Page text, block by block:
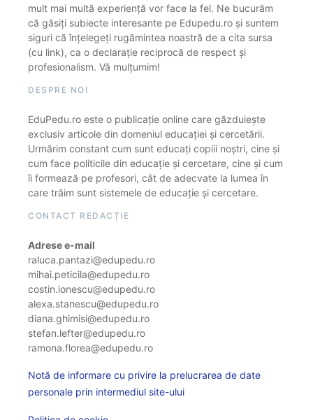
mult mai multă experiență vor face la fel. Ne bucurăm
că găsiți subiecte interesante pe Edupedu.ro și suntem
siguri că înțelegeți rugămintea noastră de a cita sursa
(cu link), ca o declarație reciprocă de respect și
profesionalism. Vă mulțumim!
DESPRE NOI
EduPedu.ro este o publicație online care găzduiește
exclusiv articole din domeniul educației și cercetării.
Urmărim constant cum sunt educați copiii noștri, cine și
cum face politicile din educație și cercetare, cine și cum
îi formează pe profesori, cât de adecvate la lumea în
care trăim sunt sistemele de educație și cercetare.
CONTACT REDACȚIE
Adrese e-mail
raluca.pantazi@edupedu.ro
mihai.peticila@edupedu.ro
costin.ionescu@edupedu.ro
alexa.stanescu@edupedu.ro
diana.ghimisi@edupedu.ro
stefan.lefter@edupedu.ro
ramona.florea@edupedu.ro
Notă de informare cu privire la prelucrarea de date
personale prin intermediul site-ului